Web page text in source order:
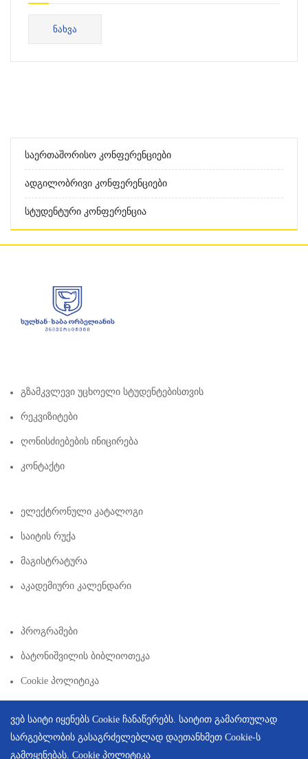
ᲜᲐᲮᲕᲐ
Საერთაშორისო Კონფერენციები
Ადგილობრივი Კონფერენციები
Სტუდენტური Კონფერენცია
Გზამკვლევი Უცხოელი Სტუდენტებისთვის
Რეკვიზიტები
Ღონისძიებების Ინიცირება
Კონტაქტი
Ელექტრონული Კატალოგი
Საიტის Რუქა
Მაგისტრატურა
Აკადემიური Კალენდარი
Პროგრამები
Ბატონიშვილის Ბიბლიოთეკა
Cookie Პოლიტიკა
Copyright © 2026 | Created By
ვებ საიტი იყენებს Cookie ჩანაწერებს. საიტით გამართულად
სარგებლობის გასაგრძელებლად დაეთანხმეთ Cookie-ს
გამოყენებას. Cookie პოლიტიკა